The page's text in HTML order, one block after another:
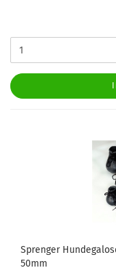
Sprenger
50mm